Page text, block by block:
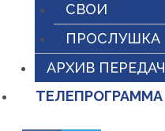
СВОИ
ПРОСЛУШКА
АРХИВ ПЕРЕДАЧ
ТЕЛЕПРОГРАММА